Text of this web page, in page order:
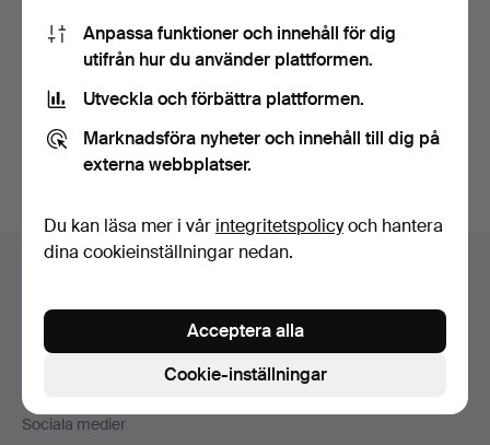
159 USD
Du kan också söka ivårt arkiv med avslutade auktioner
Sidfotsnavigation
Sociala medier
Anpassa funktioner och innehåll för dig
utifrån hur du använder plattformen.
Utveckla och förbättra plattformen.
Marknadsföra nyheter och innehåll till dig på
externa webbplatser.
Du kan läsa mer i vår integritetspolicyoch hantera
dina cookieinställningar nedan.
Cookie-inställningar
Acceptera alla